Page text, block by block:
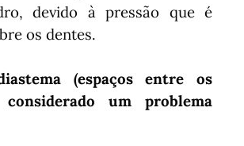
devido à pressão que é
os dentes.
(espaços entre os
um problema